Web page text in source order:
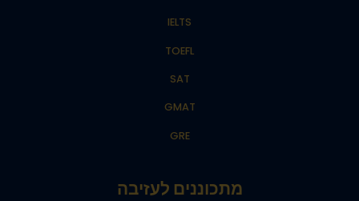
IELTS
TOEFL
SAT
GMAT
GRE
מתכוננים לעזיבה